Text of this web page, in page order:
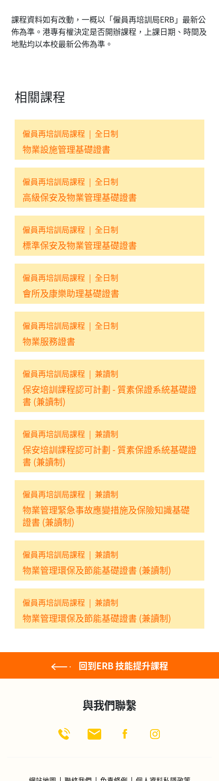
課程資料如有改動，一概以「僱員再培訓局ERB」最新公
佈為準。港專有權決定是否開辦課程，上課日期、時間及
地點均以本校最新公佈為準。
相關課程
僱員再培訓局課程 | 全日制
物業設施管理基礎證書
僱員再培訓局課程 | 全日制
高級保安及物業管理基礎證書
僱員再培訓局課程 | 全日制
標準保安及物業管理基礎證書
僱員再培訓局課程 | 全日制
會所及康樂助理基礎證書
僱員再培訓局課程 | 全日制
物業服務證書
僱員再培訓局課程 | 兼讀制
保安培訓課程認可計劃 - 質素保證系統基礎證
書 (兼讀制)
僱員再培訓局課程 | 兼讀制
保安培訓課程認可計劃 - 質素保證系統基礎證
書 (兼讀制)
僱員再培訓局課程 | 兼讀制
物業管理緊急事故應變措施及保險知識基礎
證書 (兼讀制)
僱員再培訓局課程 | 兼讀制
物業管理環保及節能基礎證書 (兼讀制)
僱員再培訓局課程 | 兼讀制
物業管理環保及節能基礎證書 (兼讀制)
回到ERB 技能提升課程
與我們聯繫